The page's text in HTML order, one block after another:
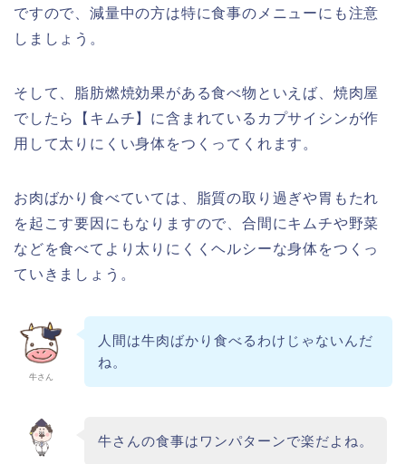
ですので、減量中の方は特に食事のメニューにも注意
しましょう。
そして、脂肪燃焼効果がある食べ物といえば、焼肉屋
でしたら【キムチ】に含まれているカプサイシンが作
用して太りにくい身体をつくってくれます。
お肉ばかり食べていては、脂質の取り過ぎや胃もたれ
を起こす要因にもなりますので、合間にキムチや野菜
などを食べてより太りにくくヘルシーな身体をつくっ
ていきましょう。
牛さん
人間は牛肉ばかり食べるわけじゃないんだ
ね。
牛さんの食事はワンパターンで楽だよね。